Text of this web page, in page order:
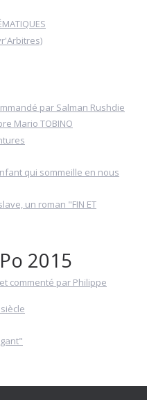
par Salman Rushdie
Mario TOBINO
qui sommeille en nous
un roman "FIN ET
2015
et commenté par Philippe